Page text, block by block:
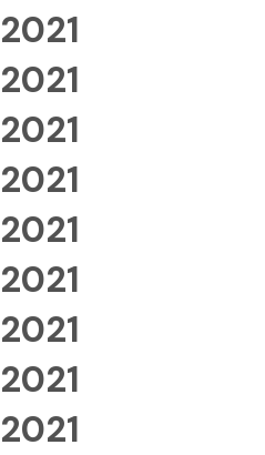
2021
2021
2021
2021
2021
2021
2021
2021
2021